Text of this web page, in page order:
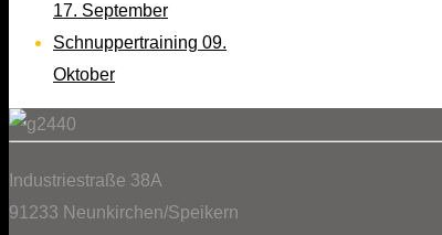
17. September
Schnuppertraining 09.
Oktober
Industriestraße 38A
91233 Neunkirchen/Speikern